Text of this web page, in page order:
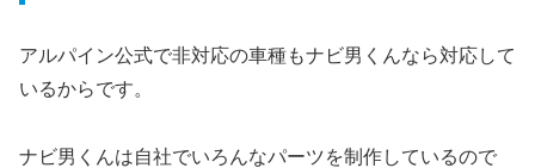
アルパイン公式で非対応の車種もナビ男くんなら対応して
いるからです。
ナビ男くんは自社でいろんなパーツを制作しているので